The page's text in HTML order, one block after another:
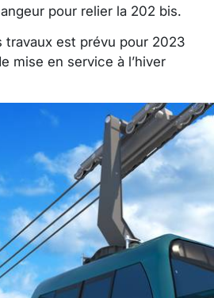
pour relier la 202 bis.
travaux est prévu pour 2023
mise en service à l’hiver